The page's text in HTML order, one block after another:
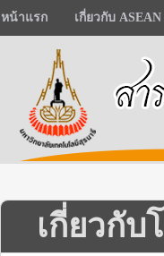
หน้าแรก เกี่ยวกับ ASEAN
เกี่ยวกับ